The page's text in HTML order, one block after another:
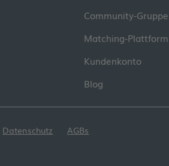
Community-
Matching-Plattform
Kundenkonto
Blog
Datenschutz AGBs